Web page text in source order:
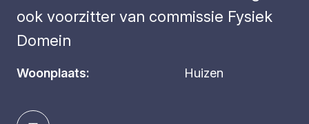
ook voorzitter van commissie Fysiek
Domein
Woonplaats: Huizen